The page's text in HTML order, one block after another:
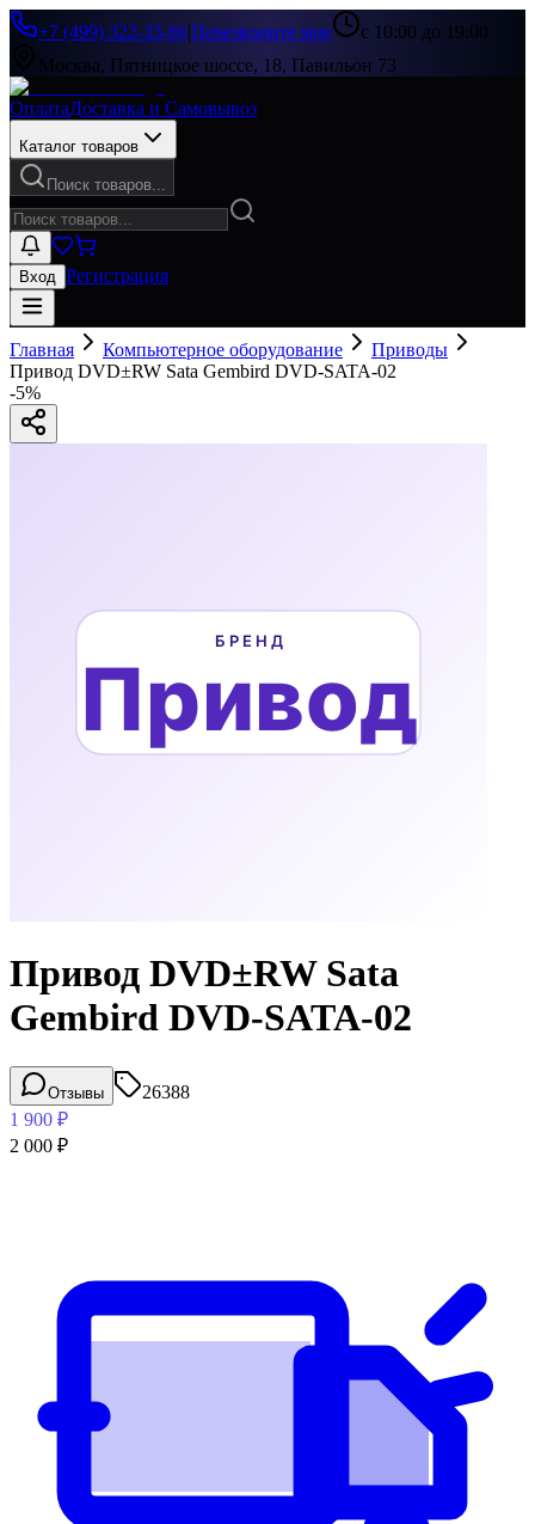
+7 (499) 322-33-86|Перезвоните мне
с 10:00 до 19:00
Москва, Пятницкое шоссе, 18, Павильон 73
ОплатаДоставка и Самовывоз
Каталог товаров
Поиск товаров...
Вход Регистрация
Главная Компьютерное оборудование
Приводы
Привод DVD±RW Sata Gembird DVD-SATA-02
-5%
Привод DVD±RW Sata
Gembird DVD-SATA-02
Отзывы
26388
1 900 ₽
2 000 ₽